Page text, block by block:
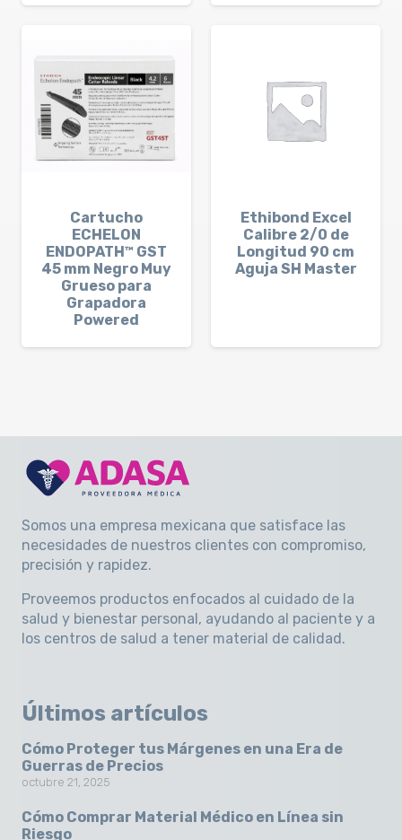
Cartucho
ECHELON
ENDOPATH™ GST
45 mm Negro Muy
Grueso para
Grapadora
Powered
Ethibond Excel
Calibre 2/0 de
Longitud 90 cm
Aguja SH Master
Somos una empresa mexicana que satisface las
necesidades de nuestros clientes con compromiso,
precisión y rapidez.
Proveemos productos enfocados al cuidado de la
salud y bienestar personal, ayudando al paciente y a
los centros de salud a tener material de calidad.
Últimos artículos
Cómo Proteger tus Márgenes en una Era de
Guerras de Precios
octubre 21, 2025
Cómo Comprar Material Médico en Línea sin
Riesgo